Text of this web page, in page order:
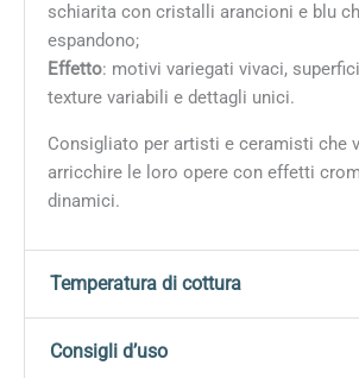
schiarita con cristalli arancioni e blu
espandono;
Effetto: motivi variegati vivaci,
texture variabili e dettagli unici.
Consigliato per artisti e ceramisti che
arricchire le loro opere con effetti
dinamici.
Temperatura di cottura
Gli smalti della linea
Consigli d’uso